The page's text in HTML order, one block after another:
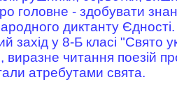
головне - здобувати
диктанту Єдності.
у 8-Б класі "Свято
виразне читання поезій
атребутами свята.